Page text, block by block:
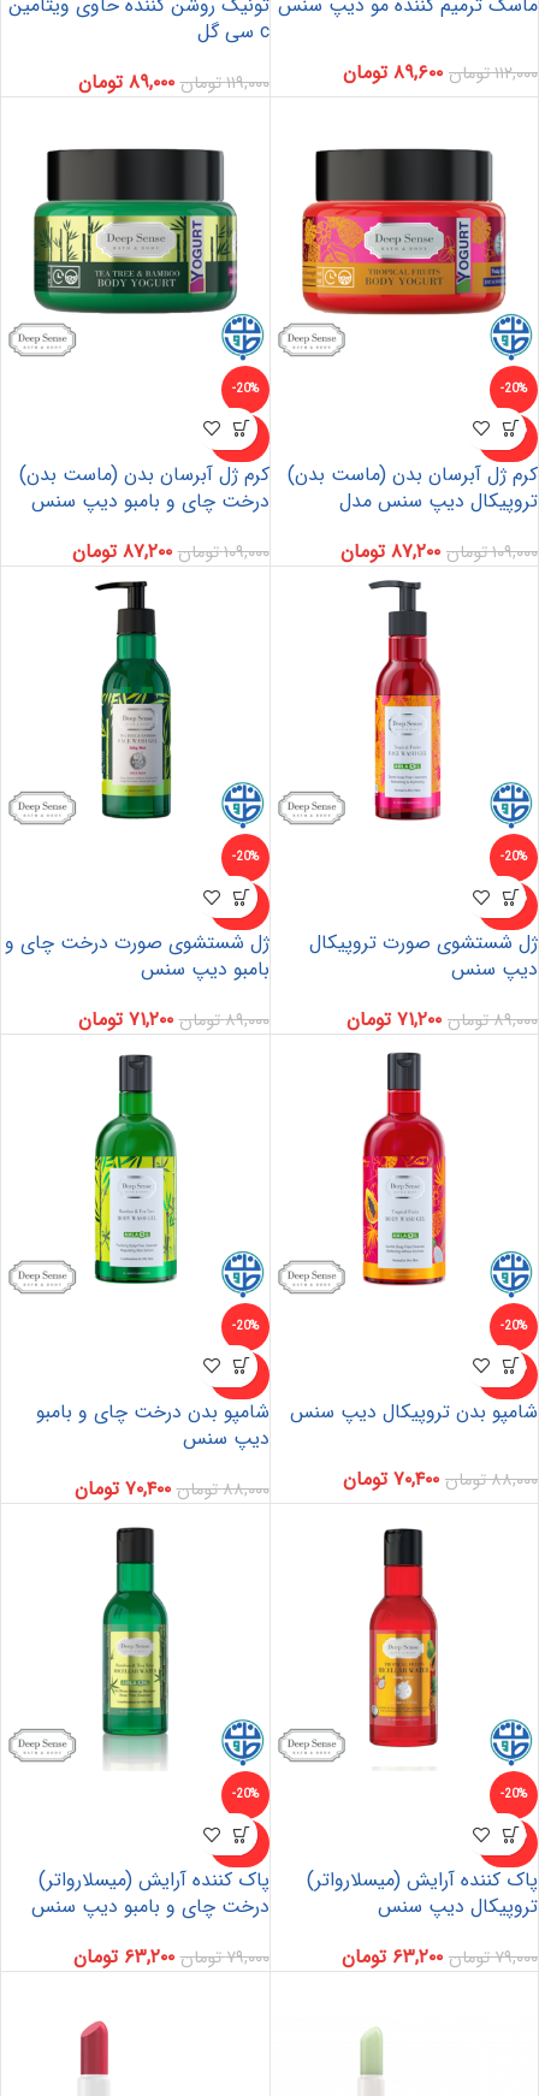
۱۱۲,۰۰۰تومان ۸۹,۶۰۰ تومان
c سی گل
۱۱۹,۰۰۰تومان ۸۹,۰۰۰ تومان
-20%
ناموجو
د
کرم ژل آبرسان بدن (ماست بدن)
تروپیکال دیپ سنس مدل
۱۰۹,۰۰۰تومان ۸۷,۲۰۰ تومان
-20%
ناموجو
د
کرم ژل آبرسان بدن (ماست بدن)
درخت چای و بامبو دیپ سنس
۱۰۹,۰۰۰تومان ۸۷,۲۰۰ تومان
-20%
ناموجو
د
ژل شستشوی صورت تروپیکال
دیپ سنس
۸۹,۰۰۰تومان ۷۱,۲۰۰ تومان
-20%
ناموجو
د
ژل شستشوی صورت درخت چای و
بامبو دیپ سنس
۸۹,۰۰۰تومان ۷۱,۲۰۰ تومان
-20%
ناموجو
د
شامپو بدن تروپیکال دیپ سنس
۸۸,۰۰۰تومان ۷۰,۴۰۰ تومان
-20%
ناموجو
د
شامپو بدن درخت چای و بامبو
دیپ سنس
۸۸,۰۰۰تومان ۷۰,۴۰۰ تومان
-20%
ناموجو
د
پاک کننده آرایش (میسلارواتر)
تروپیکال دیپ سنس
۷۹,۰۰۰تومان ۶۳,۲۰۰ تومان
-20%
ناموجو
د
پاک کننده آرایش (میسلارواتر)
درخت چای و بامبو دیپ سنس
۷۹,۰۰۰تومان ۶۳,۲۰۰ تومان